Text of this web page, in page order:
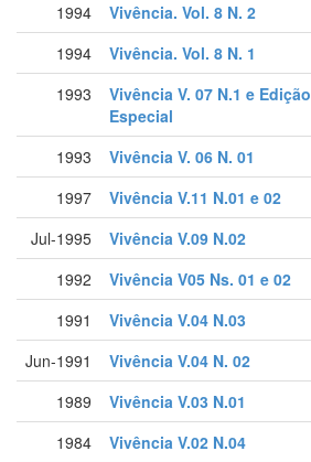
1994
Vivência. Vol. 8 N. 2
1994
Vivência. Vol. 8 N. 1
1993
Vivência V. 07 N.1 e Edição
Especial
1993 Vivência V. 06 N. 01
1997
Vivência V.11 N.01 e 02
Jul-1995
Vivência V.09 N.02
1992
Vivência V05 Ns. 01 e 02
1991
Vivência V.04 N.03
Jun-1991
Vivência V.04 N. 02
1989
Vivência V.03 N.01
1984
Vivência V.02 N.04